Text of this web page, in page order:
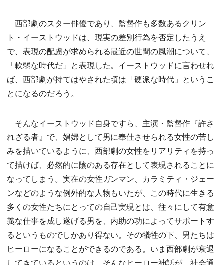
西部劇のスター俳優であり、監督作も多数あるクリン
ト・イーストウッドは、現実の差別行為を否定したうえ
で、表現の配慮が求められる最近の世間の風潮について、
「軟弱な時代だ」と表現した。イーストウッドに言わせれ
ば、西部劇が持てはやされた頃は「硬派な時代」というこ
とになるのだろう。
そんなイーストウッド自身ですら、主演・監督作『許さ
れざる者』で、娼婦として男に奉仕させられる女性の苦し
みを描いているように、西部劇の女性をリアリティを持っ
て描けば、必然的に陰のある存在として表現されることに
なってしまう。実在の女性ガンマン、カラミティ・ジェー
ンなどのような例外的な人物もいたが、この時代に生きる
多くの女性たちにとっての自己実現とは、往々にして有意
義な仕事を成し遂げる男を、内助の功によってサポートす
るというものでしかあり得ない。その犠牲の下、男たちは
ヒーローになることができるのである。いま西部劇が衰退
してきているというのは、そんなヒーロー神話が、社会通